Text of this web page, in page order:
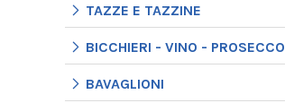
TAZZE E TAZZINE
BICCHIERI - VINO - PROSECCO
BAVAGLIONI